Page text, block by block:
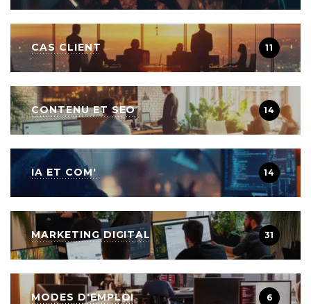
CAS CLIENT 11
CONTENU ET SEO 14
IA ET COM' 14
MARKETING DIGITAL 31
MODES D'EMPLOI 6